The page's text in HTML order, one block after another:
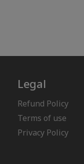
Legal
Refund Policy
Terms of use
Privacy Policy